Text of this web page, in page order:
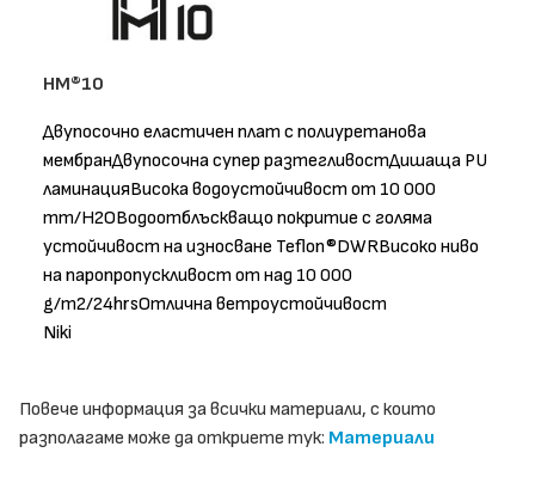
HM®10
Двупосочно еластичен плат с полиуретанова
мембранДвупосочна супер разтегливостДишаща PU
ламинацияВисока водоустойчивост от 10 000
mm/H2OВодоотблъскващо покритие с голяма
устойчивост на износване Teflon®DWRВисоко ниво
на паропропускливост от над 10 000
g/m2/24hrsОтлична ветроустойчивост
Niki
Повече информация за всички материали, с които
разполагаме може да откриете тук: Материали